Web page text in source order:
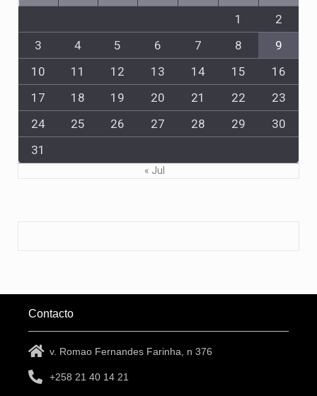
1
2
3
4 5 6 7 8
9
10
11 12 13 14 15
16
17
18 19 20 21 22
23
24
25 26 27 28 29
30
31
« Jul
Contacto
v. Romao Fernandes Farinha, n 376
+258 21 40 14 21